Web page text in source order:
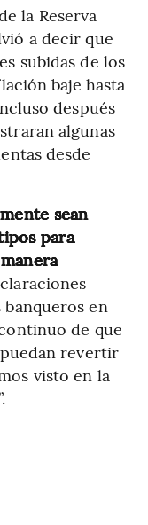
la Reserva
a decir que
subidas de los
baje hasta
después
algunas
desde
sean
para
en
de que
revertir
visto en la